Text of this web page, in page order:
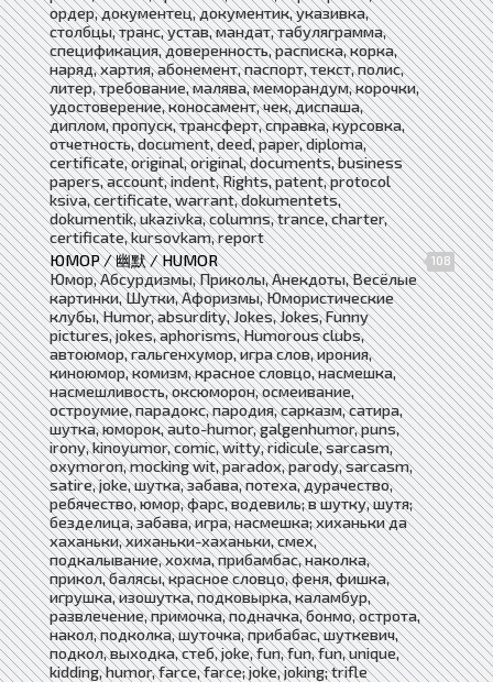
ордер, документец, документик, указивка,
столбцы, транс, устав, мандат, табуляграмма,
спецификация, доверенность, расписка, корка,
наряд, хартия, абонемент, паспорт, текст, полис,
литер, требование, малява, меморандум, корочки,
удостоверение, коносамент, чек, диспаша,
диплом, пропуск, трансферт, справка, курсовка,
отчетность, document, deed, paper, diploma,
certificate, original, original, documents, business
papers, account, indent, Rights, patent, protocol
ksiva, certificate, warrant, dokumentets,
dokumentik, ukazivka, columns, trance, charter,
certificate, kursovkam, report
ЮМОР / 幽默 / HUMOR
108
Юмор, Абсурдизмы, Приколы, Анекдоты, Весёлые
картинки, Шутки, Афоризмы, Юмористические
клубы, Humor, absurdity, Jokes, Jokes, Funny
pictures, jokes, aphorisms, Humorous clubs,
автоюмор, гальгенхумор, игра слов, ирония,
киноюмор, комизм, красное словцо, насмешка,
насмешливость, оксюморон, осмеивание,
остроумие, парадокс, пародия, сарказм, сатира,
шутка, юморок, auto-humor, galgenhumor, puns,
irony, kinoyumor, comic, witty, ridicule, sarcasm,
oxymoron, mocking wit, paradox, parody, sarcasm,
satire, joke, шутка, забава, потеха, дурачество,
ребячество, юмор, фарс, водевиль; в шутку, шутя;
безделица, забава, игра, насмешка; хиханьки да
хаханьки, хиханьки-хаханьки, смех,
подкалывание, хохма, прибамбас, наколка,
прикол, балясы, красное словцо, феня, фишка,
игрушка, изошутка, подковырка, каламбур,
развлечение, примочка, подначка, бонмо, острота,
накол, подколка, шуточка, прибабас, шуткевич,
подкол, выходка, стеб, joke, fun, fun, fun, unique,
kidding, humor, farce, farce; joke, joking; trifle